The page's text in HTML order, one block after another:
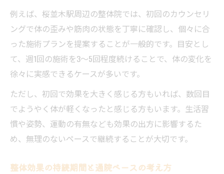
例えば、桜並木駅周辺の整体院では、初回のカウンセリ
ングで体の歪みや筋肉の状態を丁寧に確認し、個々に合
った施術プランを提案することが一般的です。目安とし
て、週1回の施術を3〜5回程度続けることで、体の変化を
徐々に実感できるケースが多いです。
ただし、初回で効果を大きく感じる方もいれば、数回目
でようやく体が軽くなったと感じる方もいます。生活習
慣や姿勢、運動の有無なども効果の出方に影響するた
め、無理のないペースで継続することが大切です。
整体効果の持続期間と通院ペースの考え方